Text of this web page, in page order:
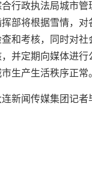
行政执法局城市管
部将根据雪情，对
和考核，同时对社
并定期向媒体进
生产生活秩序正常
新闻传媒集团记者